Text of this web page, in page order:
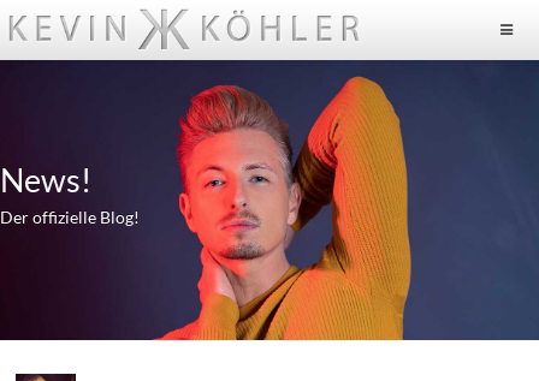
News!
Der offizielle Blog!